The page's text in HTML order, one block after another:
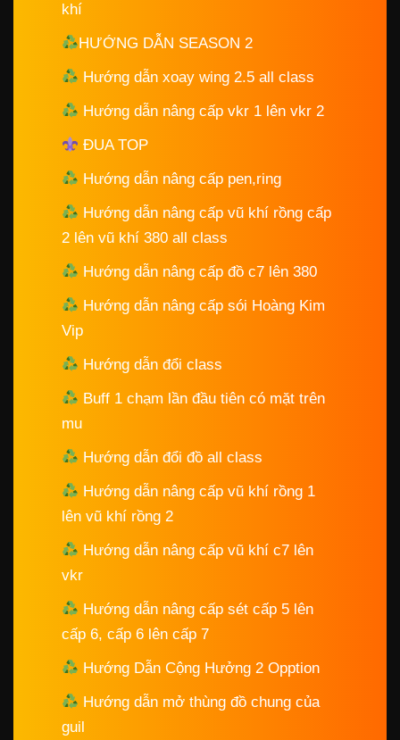
khí
HƯỚNG DẪN SEASON 2
Hướng dẫn xoay wing 2.5 all class
Hướng dẫn nâng cấp vkr 1 lên vkr 2
ĐUA TOP
Hướng dẫn nâng cấp pen,ring
Hướng dẫn nâng cấp vũ khí rồng cấp
2 lên vũ khí 380 all class
Hướng dẫn nâng cấp đồ c7 lên 380
Hướng dẫn nâng cấp sói Hoàng Kim
Vip
Hướng dẫn đổi class
Buff 1 chạm lần đầu tiên có mặt trên
mu
Hướng dẫn đổi đồ all class
Hướng dẫn nâng cấp vũ khí rồng 1
lên vũ khí rồng 2
Hướng dẫn nâng cấp vũ khí c7 lên
vkr
Hướng dẫn nâng cấp sét cấp 5 lên
cấp 6, cấp 6 lên cấp 7
Hướng Dẫn Cộng Hưởng 2 Opption
Hướng dẫn mở thùng đồ chung của
guil